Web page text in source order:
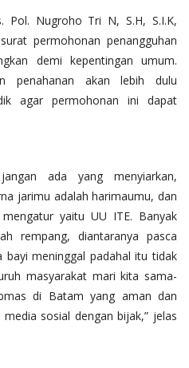
Pol. Nugroho Tri N, S.H, S.I.K,
permohonan penangguhan
demi kepentingan umum.
penahanan akan lebih dulu
agar permohonan ini dapat
ada yang menyiarkan,
jarimu adalah harimaumu, dan
yaitu UU ITE. Banyak
rempang, diantaranya pasca
meninggal padahal itu tidak
masyarakat mari kita sama-
di Batam yang aman dan
sosial dengan bijak,” jelas